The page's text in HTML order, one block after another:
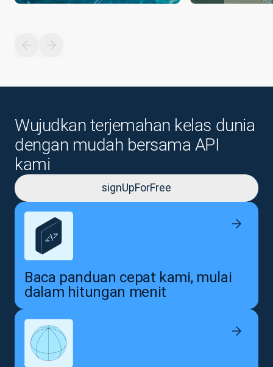
Wujudkan terjemahan kelas dunia
dengan mudah bersama API
kami
signUpForFree
Baca panduan cepat kami, mulai
dalam hitungan menit